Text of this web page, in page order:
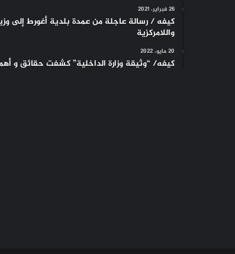
26 فبراير، 2021
كيفه / رسالة عاجلة من عمدة بلدية أغورط إلى
واللامركزية
20 مايو، 2022
كيفه/ “وثيقة وزارة الداخلية” كشفت حقائق و